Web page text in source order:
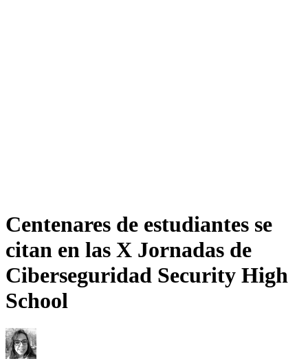
Centenares de estudiantes se
citan en las X Jornadas de
Ciberseguridad Security High
School